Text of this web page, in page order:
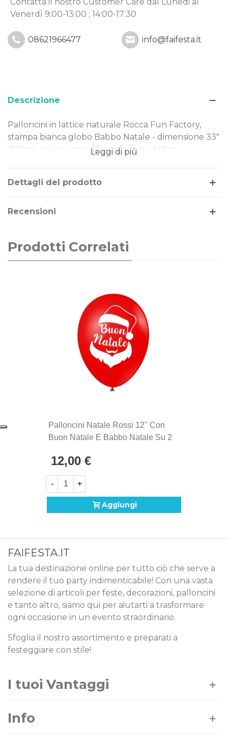
Contatta il nostro Customer Care dal Lunedi al
Venerdì 9:00-13:00 ; 14:00-17:30
08621966477 info@faifesta.it
Descrizione
Palloncini in lattice naturale Rocca Fun Factory,
stampa bianca globo Babbo Natale - dimensione 33"
(86cm), colore rosso 63, confezione da 1pz.
Dimensione: 33" (86cm)
Tipo Stampa: bianca globo Babbo Natale
Gonfiaggio: aria o elio
Leggi di più
Dettagli del prodotto
Recensioni
Prodotti Correlati
Palloncini Natale Rossi 12'' Con
Buon Natale E Babbo Natale Su 2
12,00 €
- +
Aggiungi
FAIFESTA.IT
La tua destinazione online per tutto ciò che serve a
rendere il tuo party indimenticabile! Con una vasta
selezione di articoli per feste, decorazioni, palloncini
e tanto altro, siamo qui per aiutarti a trasformare
ogni occasione in un evento straordinario.
Sfoglia il nostro assortimento e preparati a
festeggiare con stile!
I tuoi Vantaggi
Info